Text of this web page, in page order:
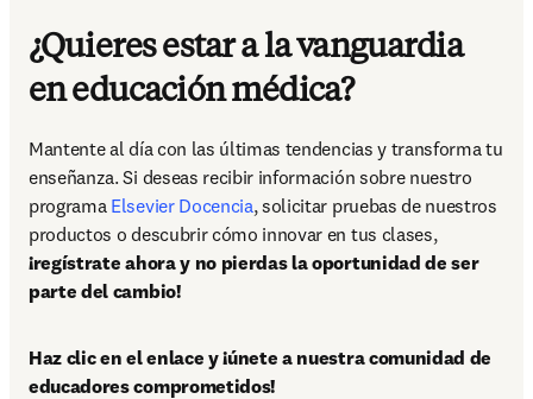
¿Quieres estar a la vanguardia
en educación médica?
Mantente al día con las últimas tendencias y transforma tu
enseñanza. Si deseas recibir información sobre nuestro
programa Elsevier Docencia, solicitar pruebas de nuestros
productos o descubrir cómo innovar en tus clases,
¡regístrate ahora y no pierdas la oportunidad de ser
parte del cambio!
Haz clic en el enlace y ¡únete a nuestra comunidad de
educadores comprometidos!